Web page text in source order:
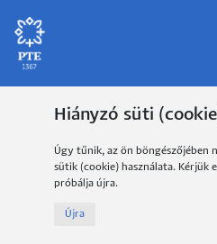
Hiányzó süti
Úgy tűnik, az ön böngészőjében
sütik (cookie) használata. Kérjük
próbálja újra.
Újra